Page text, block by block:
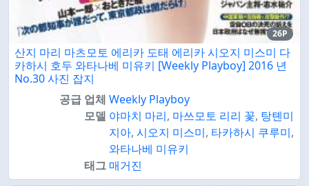
26P
산지 마리 마츠모토 에리카 도태 에리카 시오지 미스미 다
카하시 호두 와타나베 미유키 [Weekly Playboy] 2016 년
No.30 사진 잡지
공급 업체 Weekly Playboy
모델 야마치 마리, 마쓰모토 리리 꽃, 탕톈미
지아, 시오지 미스미, 타카하시 쿠루미,
와타나베 미유키
태그 매거진